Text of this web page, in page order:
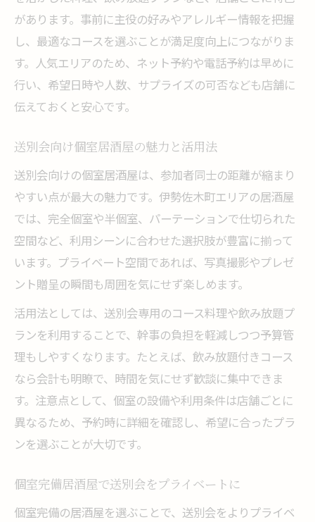
があります。事前に主役の好みやアレルギー情報を把握
し、最適なコースを選ぶことが満足度向上につながりま
す。人気エリアのため、ネット予約や電話予約は早めに
行い、希望日時や人数、サプライズの可否なども店舗に
伝えておくと安心です。
送別会向け個室居酒屋の魅力と活用法
送別会向けの個室居酒屋は、参加者同士の距離が縮まり
やすい点が最大の魅力です。伊勢佐木町エリアの居酒屋
では、完全個室や半個室、パーテーションで仕切られた
空間など、利用シーンに合わせた選択肢が豊富に揃って
います。プライベート空間であれば、写真撮影やプレゼ
ント贈呈の瞬間も周囲を気にせず楽しめます。
活用法としては、送別会専用のコース料理や飲み放題プ
ランを利用することで、幹事の負担を軽減しつつ予算管
理もしやすくなります。たとえば、飲み放題付きコース
なら会計も明瞭で、時間を気にせず歓談に集中できま
す。注意点として、個室の設備や利用条件は店舗ごとに
異なるため、予約時に詳細を確認し、希望に合ったプラ
ンを選ぶことが大切です。
個室完備居酒屋で送別会をプライベートに
個室完備の居酒屋を選ぶことで、送別会をよりプライベ